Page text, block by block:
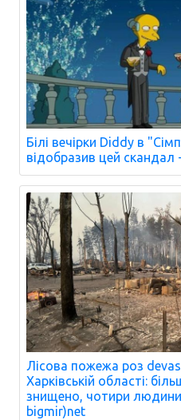
Білі вечірки Diddy в
відобразив цей скандал
Лісова пожежа роз
Харківській області:
знищено, чотири
bigmir)net